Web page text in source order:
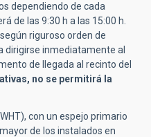
dependiendo de cada
de las 9:30 h a las 15:00 h.
riguroso orden de
dirigirse inmediatamente al
de llegada al recinto del
no se permitirá la
con un espejo primario
de los instalados en